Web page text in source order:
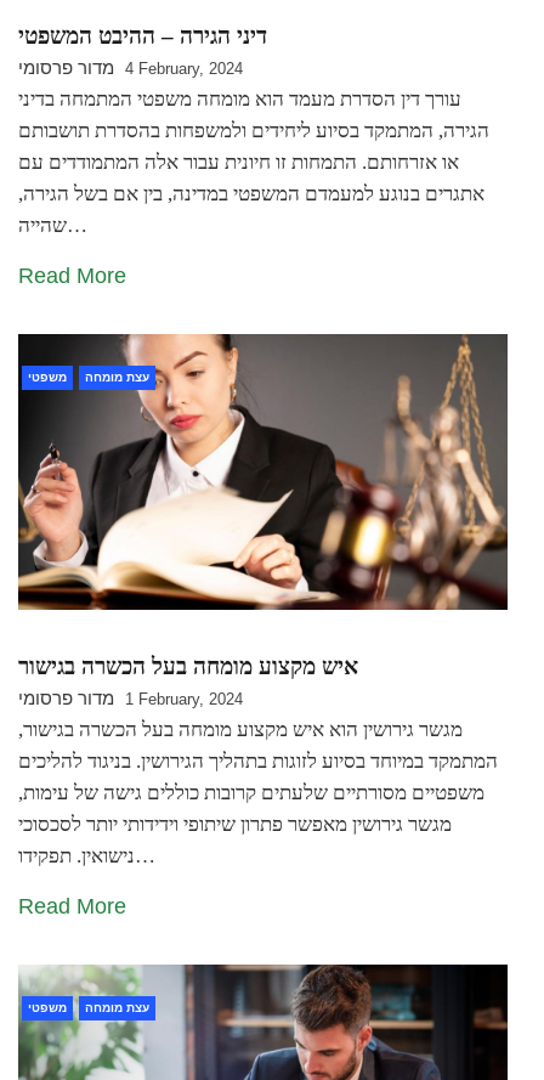
דיני הגירה – ההיבט המשפטי
מדור פרסומי 4 February, 2024
עורך דין הסדרת מעמד הוא מומחה משפטי המתמחה בדיני
הגירה, המתמקד בסיוע ליחידים ולמשפחות בהסדרת תושבותם
או אזרחותם. התמחות זו חיונית עבור אלה המתמודדים עם
אתגרים בנוגע למעמדם המשפטי במדינה, בין אם בשל הגירה,
שהייה…
Read More
משפטי עצת מומחה
איש מקצוע מומחה בעל הכשרה בגישור
מדור פרסומי 1 February, 2024
מגשר גירושין הוא איש מקצוע מומחה בעל הכשרה בגישור,
המתמקד במיוחד בסיוע לזוגות בתהליך הגירושין. בניגוד להליכים
משפטיים מסורתיים שלעתים קרובות כוללים גישה של עימות,
מגשר גירושין מאפשר פתרון שיתופי וידידותי יותר לסכסוכי
נישואין. תפקידו…
Read More
משפטי עצת מומחה